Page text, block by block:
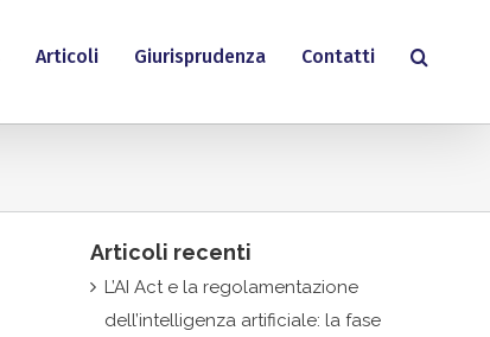
Articoli Giurisprudenza Contatti
Articoli recenti
L’AI Act e la regolamentazione
dell’intelligenza artificiale: la fase